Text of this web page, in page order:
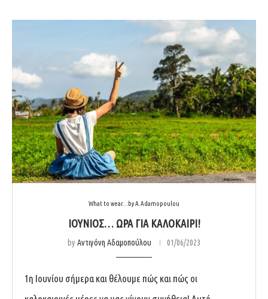
What to wear...by A.Adamopoulou
ΙΟΥΝΙΟΣ… ΩΡΑ ΓΙΑ ΚΑΛΟΚΑΙΡΙ!
byΑντιγόνη Αδαμοπούλου 01/06/2023
1η Ιουνίου σήμερα και θέλουμε πώς και πώς οι